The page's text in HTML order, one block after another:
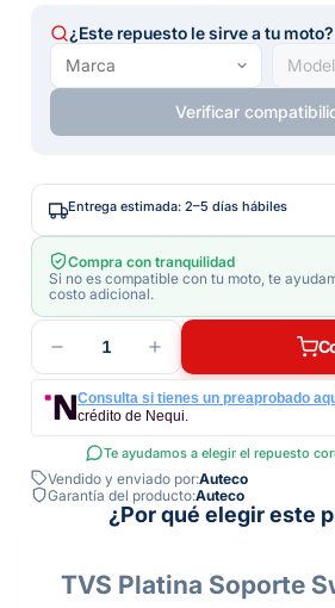
¿Este repuesto le sirve a tu moto?
Verificar
Entrega estimada: 2–5 días hábiles
Compra con tranquilidad
Si no es compatible con tu moto, te
costo adicional.
1
Consulta si tienes un preaprobado
crédito de Nequi.
Te ayudamos a elegir el repuesto
Vendido y enviado por:Auteco
Garantía del producto:Auteco
¿Por qué elegir este
TVS Platina Soporte